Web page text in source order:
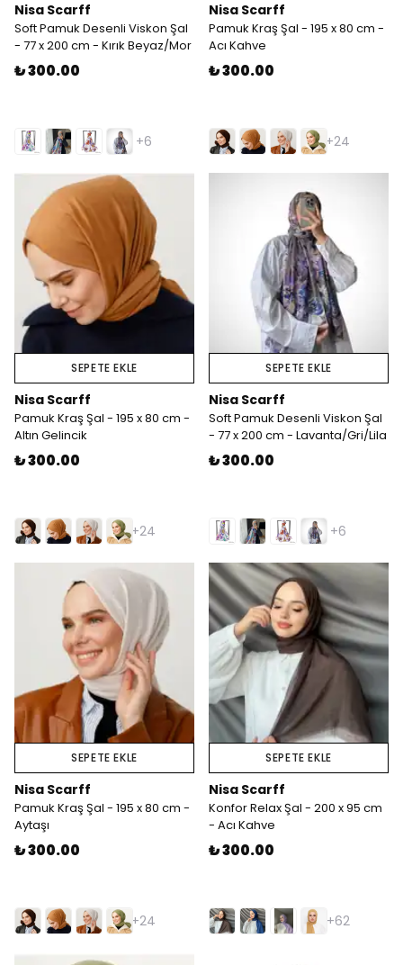
Nisa Scarff
Soft Pamuk Desenli Viskon Şal
- 77 x 200 cm - Kırık Beyaz/Mor
₺ 300.00
+6
Nisa Scarff
Pamuk Kraş Şal - 195 x 80 cm -
Acı Kahve
₺ 300.00
+24
SEPETE EKLE
Nisa Scarff
Pamuk Kraş Şal - 195 x 80 cm -
Altın Gelincik
₺ 300.00
+24
SEPETE EKLE
Nisa Scarff
Soft Pamuk Desenli Viskon Şal
- 77 x 200 cm - Lavanta/Gri/Lila
₺ 300.00
+6
SEPETE EKLE
Nisa Scarff
Pamuk Kraş Şal - 195 x 80 cm -
Aytaşı
₺ 300.00
+24
SEPETE EKLE
Nisa Scarff
Konfor Relax Şal - 200 x 95 cm
- Acı Kahve
₺ 300.00
+62